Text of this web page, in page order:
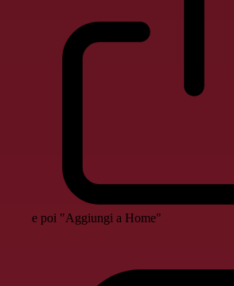
e poi "Aggiungi a Home"